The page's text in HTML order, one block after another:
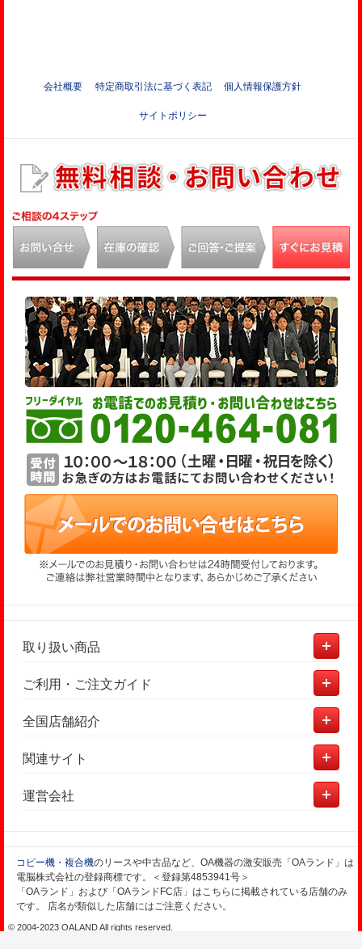
会社概要 特定商取引法に基づく表記 個人情報保護方針
サイトポリシー
取り扱い商品
ご利用・ご注文ガイド
全国店舗紹介
関連サイト
運営会社
コピー機・複合機のリースや中古品など、OA機器の激安販売「OAランド」は
電脳株式会社の登録商標です。＜登録第4853941号＞
「OAランド」および「OAランドFC店」はこちらに掲載されている店舗のみ
です。 店名が類似した店舗にはご注意ください。
© 2004-2023 OALAND All rights reserved.